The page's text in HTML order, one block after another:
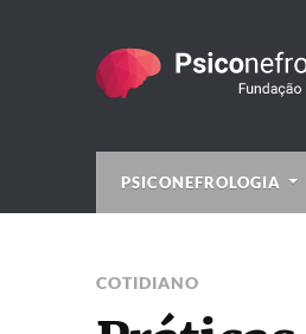
PSICONEFROLOGIA
COTIDIANO